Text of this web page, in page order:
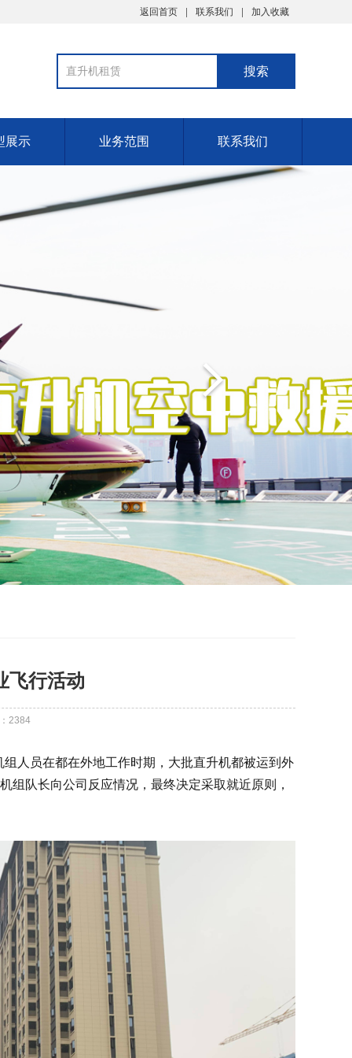
返回首页 联系我们 加入收藏
展示 业务范围 联系我们
飞行活动
2384
人员在都在外地工作时期，大批直升机都被运到外
组队长向公司反应情况，最终决定采取就近原则，